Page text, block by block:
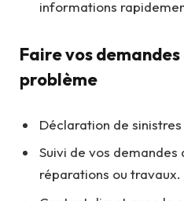
informations
Faire vos
problème
Déclaration de
Suivi de vos demandes
réparations ou travaux.